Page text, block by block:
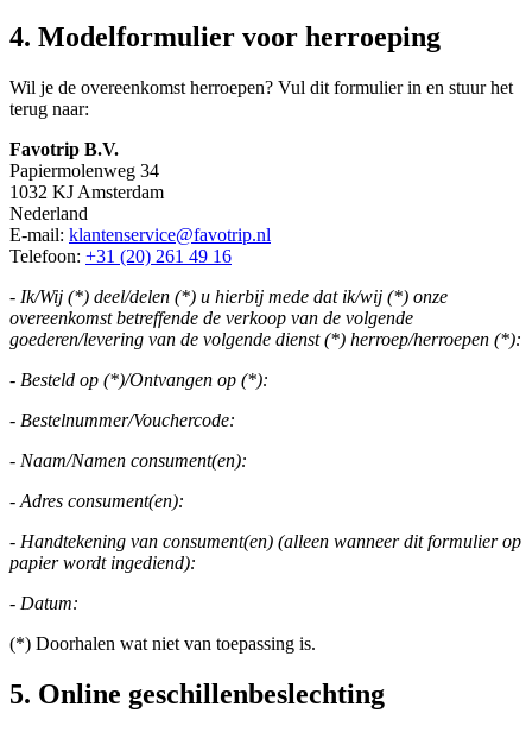
4. Modelformulier voor herroeping
Wil je de overeenkomst herroepen? Vul dit formulier in en stuur het
terug naar:
Favotrip B.V.
Papiermolenweg 34
1032 KJ Amsterdam
Nederland
E-mail: klantenservice@favotrip.nl
Telefoon: +31 (20) 261 49 16
- Ik/Wij (*) deel/delen (*) u hierbij mede dat ik/wij (*) onze
overeenkomst betreffende de verkoop van de volgende
goederen/levering van de volgende dienst (*) herroep/herroepen (*):
- Besteld op (*)/Ontvangen op (*):
- Bestelnummer/Vouchercode:
- Naam/Namen consument(en):
- Adres consument(en):
- Handtekening van consument(en) (alleen wanneer dit formulier op
papier wordt ingediend):
- Datum:
(*) Doorhalen wat niet van toepassing is.
5. Online geschillenbeslechting